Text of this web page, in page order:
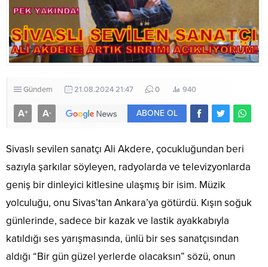
Gündem 21.08.2024 21:47 0 940
A+ A- ABONE OL
Sivaslı sevilen sanatçı Ali Akdere, çocukluğundan beri
sazıyla şarkılar söyleyen, radyolarda ve televizyonlarda
geniş bir dinleyici kitlesine ulaşmış bir isim. Müzik
yolculuğu, onu Sivas’tan Ankara’ya götürdü. Kışın soğuk
günlerinde, sadece bir kazak ve lastik ayakkabıyla
katıldığı ses yarışmasında, ünlü bir ses sanatçısından
aldığı “Bir gün güzel yerlerde olacaksın” sözü, onun